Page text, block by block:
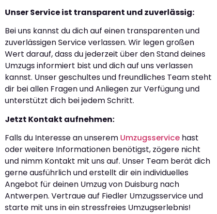
Unser Service ist transparent und zuverlässig:
Bei uns kannst du dich auf einen transparenten und
zuverlässigen Service verlassen. Wir legen großen
Wert darauf, dass du jederzeit über den Stand deines
Umzugs informiert bist und dich auf uns verlassen
kannst. Unser geschultes und freundliches Team steht
dir bei allen Fragen und Anliegen zur Verfügung und
unterstützt dich bei jedem Schritt.
Jetzt Kontakt aufnehmen:
Falls du Interesse an unserem Umzugsservice hast
oder weitere Informationen benötigst, zögere nicht
und nimm Kontakt mit uns auf. Unser Team berät dich
gerne ausführlich und erstellt dir ein individuelles
Angebot für deinen Umzug von Duisburg nach
Antwerpen. Vertraue auf Fiedler Umzugsservice und
starte mit uns in ein stressfreies Umzugserlebnis!